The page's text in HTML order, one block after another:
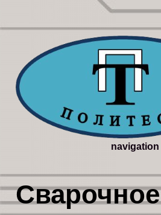
navigation
Сварочное